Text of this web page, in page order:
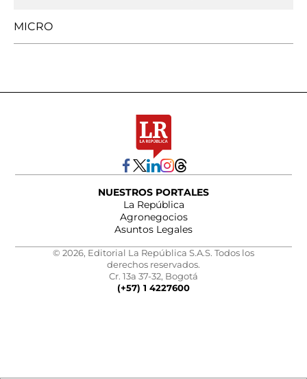
MICRO
NUESTROS PORTALES
La República
Agronegocios
Asuntos Legales
© 2026, Editorial La República S.A.S. Todos los
derechos reservados.
Cr. 13a 37-32, Bogotá
(+57) 1 4227600